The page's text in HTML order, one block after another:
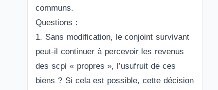
communs.
Questions :
1. Sans modification, le conjoint survivant
peut-il continuer à percevoir les revenus
des scpi « propres », l’usufruit de ces
biens ? Si cela est possible, cette décision